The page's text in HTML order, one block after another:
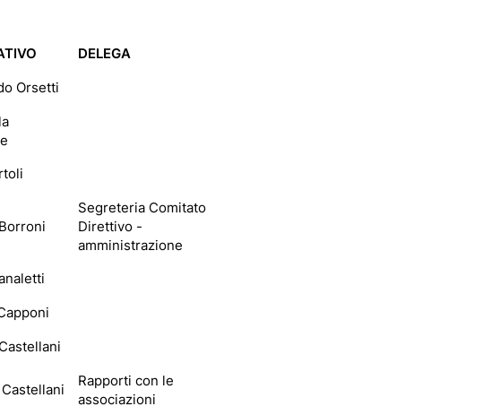
DELEGA
Orsetti
Segreteria Comitato
Direttivo -
amministrazione
Rapporti con le
associazioni